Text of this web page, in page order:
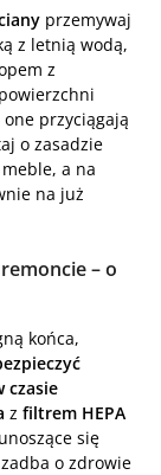
przemywaj
z letnią wodą,
z
one przyciągają
o zasadzie
a na
na już
– o
końca,
czasie
z filtrem HEPA
się
o zdrowie